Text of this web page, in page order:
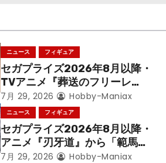
ニュース フィギュア
セガプライズ2026年8月以降・
TVアニメ『葬送のフリーレ
ン』鉱山で300年働くことにな
っっちゃった「フリーレン」を
立体化！
7月 29, 2026 Hobby-Maniax
ニュース フィギュア
セガプライズ2026年8月以降・
アニメ『刃牙道』から「範馬勇
次郎」が登場ッッ!!
7月 29, 2026 Hobby-Maniax